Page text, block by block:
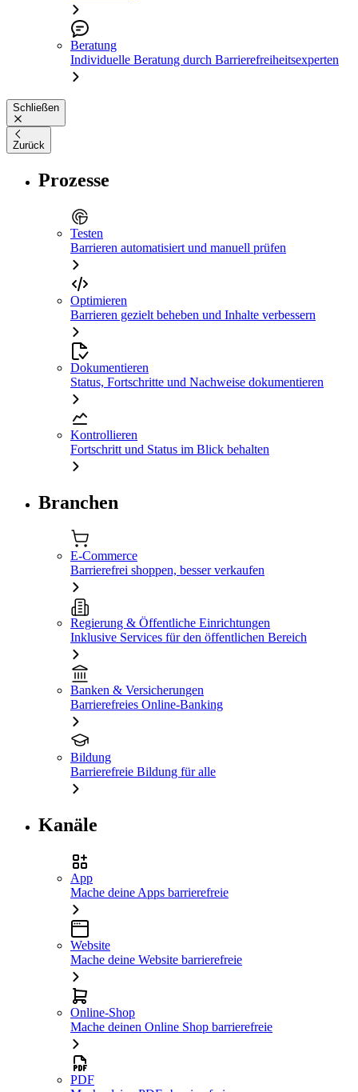
Beratung
Individuelle Beratung durch Barrierefreiheitsexperten
Schließen
Zurück
Prozesse
Testen
Barrieren automatisiert und manuell prüfen
Optimieren
Barrieren gezielt beheben und Inhalte verbessern
Dokumentieren
Status, Fortschritte und Nachweise dokumentieren
Kontrollieren
Fortschritt und Status im Blick behalten
Branchen
E-Commerce
Barrierefrei shoppen, besser verkaufen
Regierung & Öffentliche Einrichtungen
Inklusive Services für den öffentlichen Bereich
Banken & Versicherungen
Barrierefreies Online-Banking
Bildung
Barrierefreie Bildung für alle
Kanäle
App
Mache deine Apps barrierefreie
Website
Mache deine Website barrierefreie
Online-Shop
Mache deinen Online Shop barrierefreie
PDF